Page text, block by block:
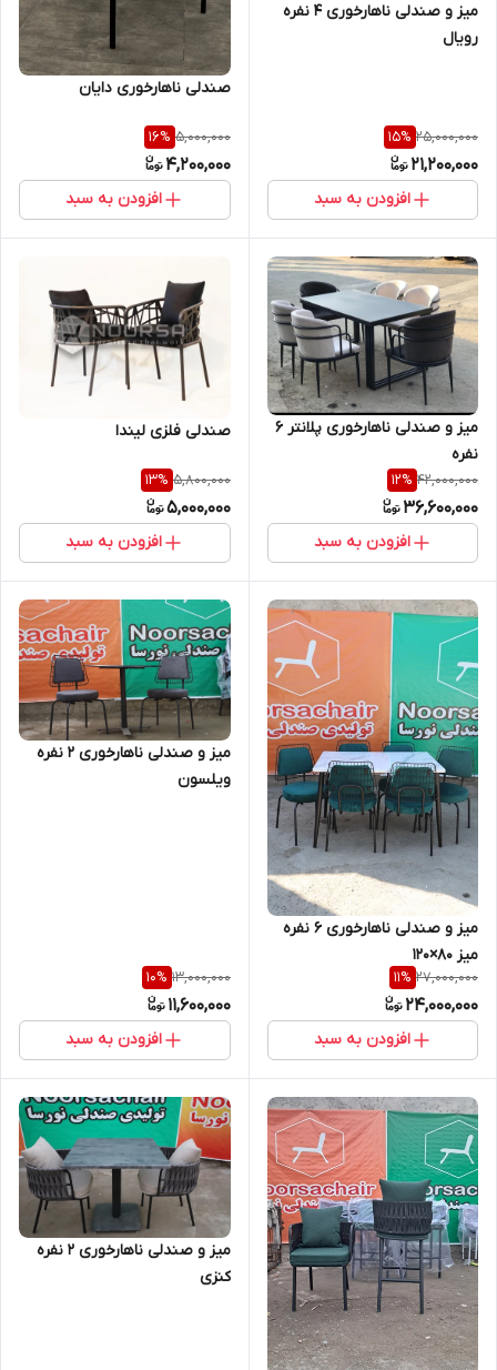
میز و صندلی ناهارخوری ۴ نفره
رویال
25,000,000
15%
21,200,000
افزودن به سبد
صندلی ناهارخوری دایان
5,000,000
16%
4,200,000
افزودن به سبد
میز و صندلی ناهارخوری پلانتر ۶
نفره
42,000,000
12%
36,600,000
افزودن به سبد
صندلی فلزی لیندا
5,800,000
13%
5,000,000
افزودن به سبد
میز و صندلی ناهارخوری ۶ نفره
میز ۸۰×۱۲۰
27,000,000
11%
24,000,000
افزودن به سبد
میز و صندلی ناهارخوری 2 نفره
ویلسون
13,000,000
10%
11,600,000
افزودن به سبد
میز و صندلی ناهارخوری 2 نفره
کنزی